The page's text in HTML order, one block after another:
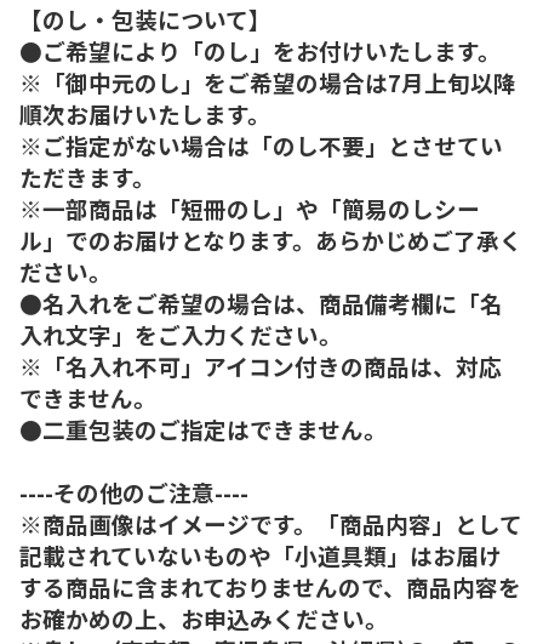
【のし・包装について】
●ご希望により「のし」をお付けいたします。
※「御中元のし」をご希望の場合は7月上旬以降
順次お届けいたします。
※ご指定がない場合は「のし不要」とさせてい
ただきます。
※一部商品は「短冊のし」や「簡易のしシー
ル」でのお届けとなります。あらかじめご了承く
ださい。
●名入れをご希望の場合は、商品備考欄に「名
入れ文字」をご入力ください。
※「名入れ不可」アイコン付きの商品は、対応
できません。
●二重包装のご指定はできません。
----その他のご注意----
※商品画像はイメージです。「商品内容」として
記載されていないものや「小道具類」はお届け
する商品に含まれておりませんので、商品内容を
お確かめの上、お申込みください。